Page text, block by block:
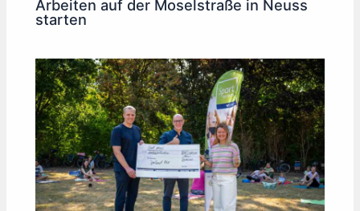
Arbeiten auf der Moselstraße in Neuss
starten